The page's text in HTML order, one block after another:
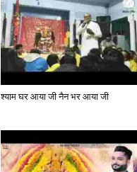
श्याम घर आया जी नैन भर आया जी